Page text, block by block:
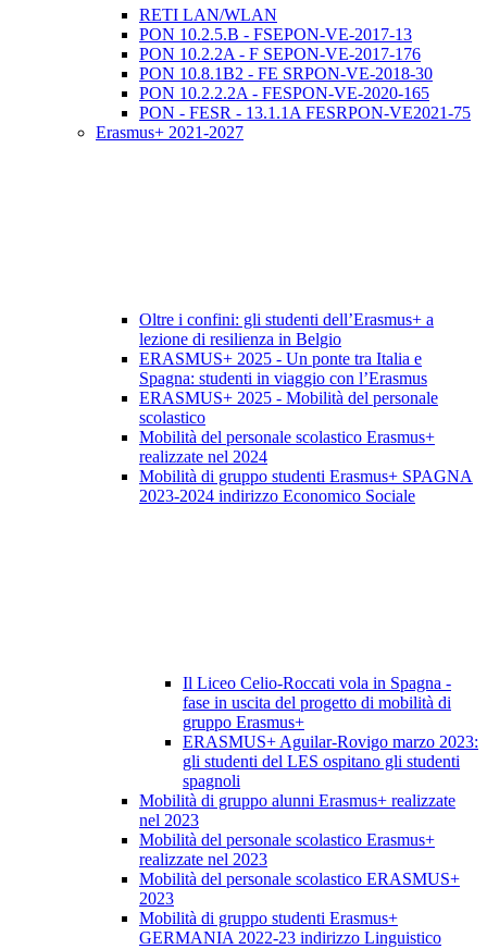
RETI LAN/WLAN
PON 10.2.5.B - FSEPON-VE-2017-13
PON 10.2.2A - F SEPON-VE-2017-176
PON 10.8.1B2 - FE SRPON-VE-2018-30
PON 10.2.2.2A - FESPON-VE-2020-165
PON - FESR - 13.1.1A FESRPON-VE2021-75
Erasmus+ 2021-2027
Oltre i confini: gli studenti dell’Erasmus+ a
lezione di resilienza in Belgio
ERASMUS+ 2025 - Un ponte tra Italia e
Spagna: studenti in viaggio con l’Erasmus
ERASMUS+ 2025 - Mobilità del personale
scolastico
Mobilità del personale scolastico Erasmus+
realizzate nel 2024
Mobilità di gruppo studenti Erasmus+ SPAGNA
2023-2024 indirizzo Economico Sociale
Il Liceo Celio-Roccati vola in Spagna -
fase in uscita del progetto di mobilità di
gruppo Erasmus+
ERASMUS+ Aguilar-Rovigo marzo 2023:
gli studenti del LES ospitano gli studenti
spagnoli
Mobilità di gruppo alunni Erasmus+ realizzate
nel 2023
Mobilità del personale scolastico Erasmus+
realizzate nel 2023
Mobilità del personale scolastico ERASMUS+
2023
Mobilità di gruppo studenti Erasmus+
GERMANIA 2022-23 indirizzo Linguistico